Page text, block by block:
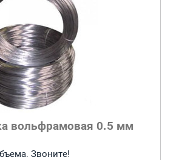
вольфрамовая 0.5 мм
Звоните!